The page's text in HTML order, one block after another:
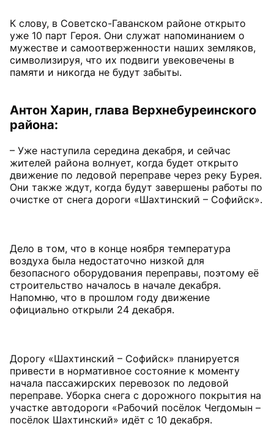
К слову, в Советско-Гаванском районе открыто
уже 10 парт Героя. Они служат напоминанием о
мужестве и самоотверженности наших земляков,
символизируя, что их подвиги увековечены в
памяти и никогда не будут забыты.
Антон Харин, глава Верхнебуреинского
района:
– Уже наступила середина декабря, и сейчас
жителей района волнует, когда будет открыто
движение по ледовой переправе через реку Бурея.
Они также ждут, когда будут завершены работы по
очистке от снега дороги «Шахтинский – Софийск».
Дело в том, что в конце ноября температура
воздуха была недостаточно низкой для
безопасного оборудования переправы, поэтому её
строительство началось в начале декабря.
Напомню, что в прошлом году движение
официально открыли 24 декабря.
Дорогу «Шахтинский – Софийск» планируется
привести в нормативное состояние к моменту
начала пассажирских перевозок по ледовой
переправе. Уборка снега с дорожного покрытия на
участке автодороги «Рабочий посёлок Чегдомын –
посёлок Шахтинский» идёт с 10 декабря.